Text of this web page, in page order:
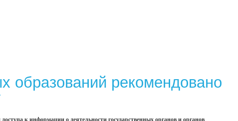
образований рекомендовано
к информации о деятельности государственных органов и органов